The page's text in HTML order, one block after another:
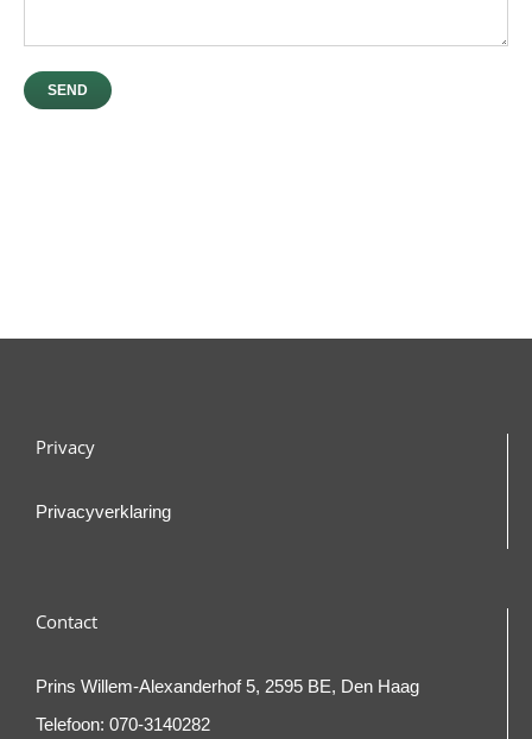
Privacy
Privacyverklaring
Contact
Prins Willem-Alexanderhof 5, 2595 BE, Den Haag
Telefoon: 070-3140282